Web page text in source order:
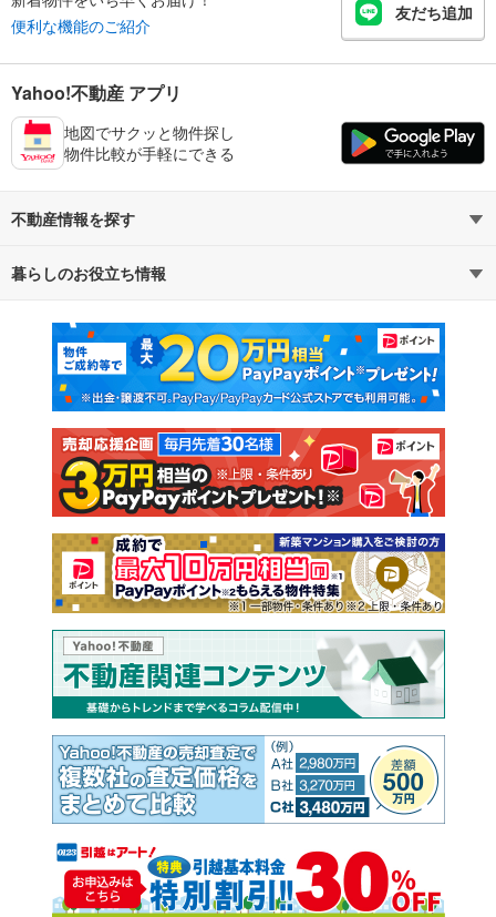
便利な機能のご紹介
友だち追加
Yahoo!不動産 アプリ
地図でサクッと物件探し
物件比較が手軽にできる
不動産情報を探す
不動産・住宅
新築マンション 中古マンション
新築一戸建て 中古一戸建て
注文住宅 土地
売却査定
暮らしのお役立ち情報
マンションカタログ 教えて！住まいの先生